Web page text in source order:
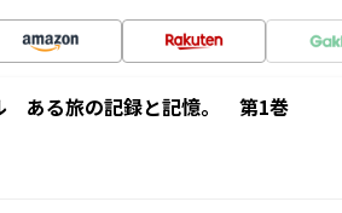
ある旅の記録と記憶。 第1巻